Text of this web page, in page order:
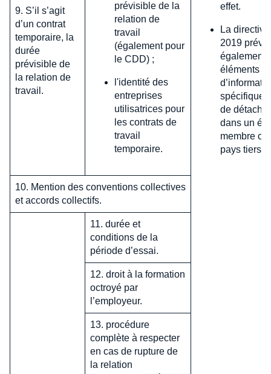
effet.
La
2019
également
éléments
spécifiques
de
dans un
membre ou
pays tiers.
9. S’il s’agit
d’un contrat
temporaire, la
durée
prévisible de
la relation de
travail.
prévisible de la
relation de
travail
(également pour
le CDD) ;
l'identité des
entreprises
utilisatrices pour
les contrats de
travail
temporaire.
10. Mention des conventions collectives
et accords collectifs.
11. durée et
conditions de la
période d’essai.
12. droit à la formation
octroyé par
l’employeur.
13. procédure
complète à respecter
en cas de rupture de
la relation